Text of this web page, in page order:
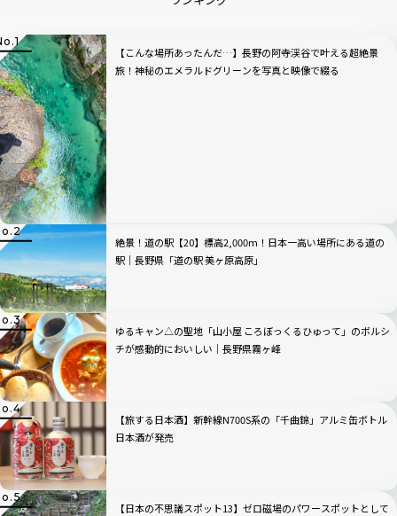
【こんな場所あったんだ…】長野の阿寺渓谷で叶える超絶景
旅！神秘のエメラルドグリーンを写真と映像で綴る
絶景！道の駅【20】標高2,000m！日本一高い場所にある道の
駅｜長野県「道の駅 美ヶ原高原」
ゆるキャン△の聖地「山小屋 ころぼっくるひゅって」のボルシ
チが感動的においしい｜長野県霧ヶ峰
【旅する日本酒】新幹線N700S系の「千曲錦」アルミ缶ボトル
日本酒が発売
【日本の不思議スポット13】ゼロ磁場のパワースポットとして